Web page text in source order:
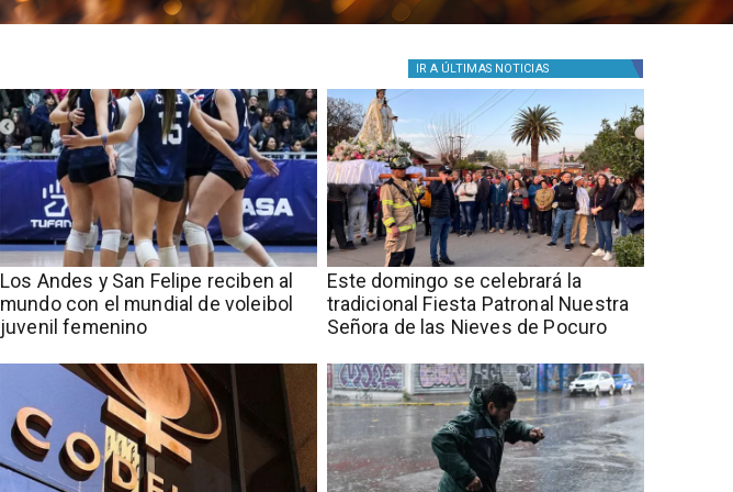
IR A ÚLTIMAS NOTICIAS
​​Los Andes y San Felipe reciben al
mundo con el mundial de voleibol
juvenil femenino
Este domingo se celebrará la
tradicional Fiesta Patronal Nuestra
Señora de las Nieves de Pocuro